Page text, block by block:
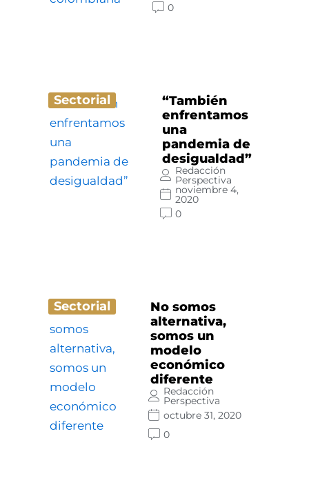
0
Sectorial
“También
enfrentamos
una
pandemia de
desigualdad”
Redacción
Perspectiva
noviembre 4,
2020
0
Sectorial
No somos
alternativa,
somos un
modelo
económico
diferente
Redacción
Perspectiva
octubre 31, 2020
0